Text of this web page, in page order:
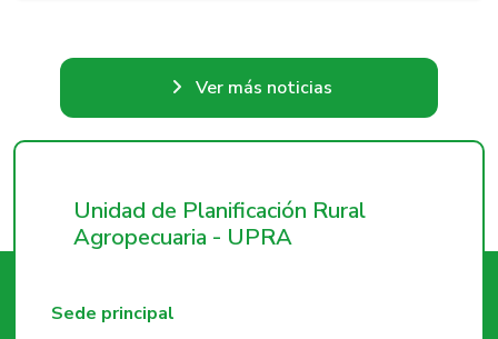
Ver más noticias
Unidad de Planificación Rural
Agropecuaria - UPRA
Sede principal